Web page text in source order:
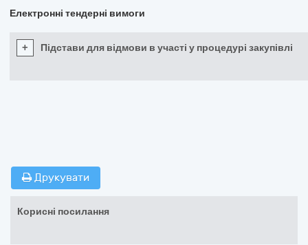
Електронні тендерні вимоги
+ Підстави для відмови в участі у процедурі закупівлі
Друкувати
Корисні посилання